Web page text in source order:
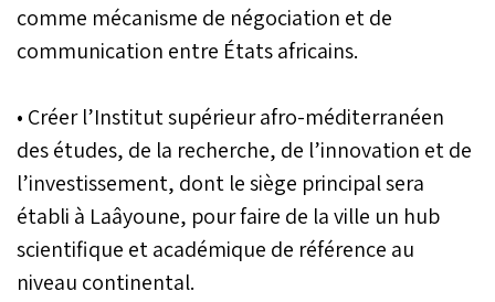
comme mécanisme de négociation et de
communication entre États africains.
• Créer l’Institut supérieur afro-méditerranéen
des études, de la recherche, de l’innovation et de
l’investissement, dont le siège principal sera
établi à Laâyoune, pour faire de la ville un hub
scientifique et académique de référence au
niveau continental.